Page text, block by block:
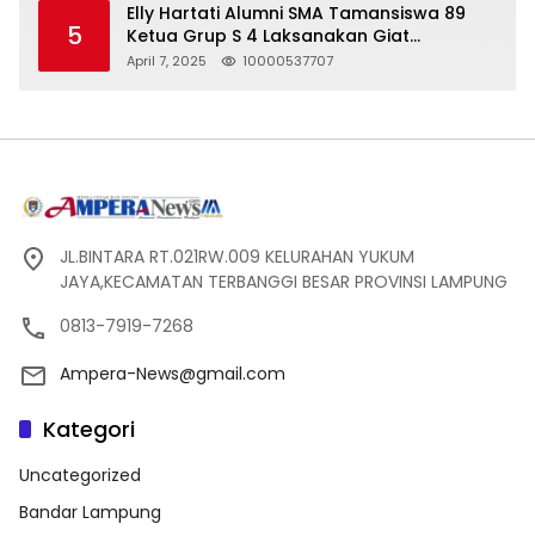
5
Elly Hartati Alumni SMA Tamansiswa 89
Ketua Grup S 4 Laksanakan Giat
Silaturahmi
April 7, 2025 10000537707
JL.BINTARA RT.021RW.009 KELURAHAN YUKUM
JAYA,KECAMATAN TERBANGGI BESAR PROVINSI LAMPUNG
0813-7919-7268
Ampera-News@gmail.com
Kategori
Uncategorized
Bandar Lampung